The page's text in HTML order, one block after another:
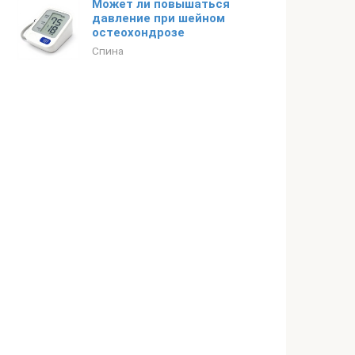
Может ли повышаться
давление при шейном
остеохондрозе
Спина